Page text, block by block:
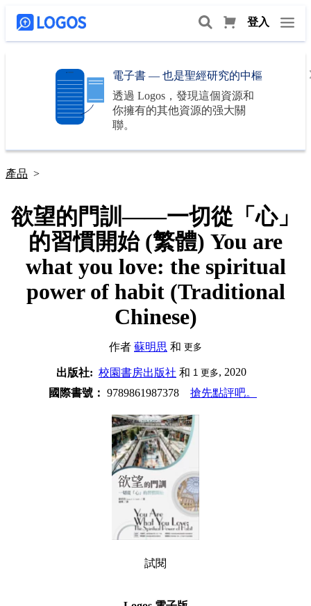
登入
電子書 — 也是聖經研究的中樞
透過 Logos ，發現這個資源和
你擁有的其他資源的强大關
聯。
產品 >
欲望的門訓——一切從「心」
的習慣開始 (繁體) You are
what you love: the spiritual
power of habit (Traditional
Chinese)
作者 蘇明思 和 更多
出版社: 校園書房出版社 和 1 更多, 2020
國際書號： 9789861987378 搶先點評吧。
試閱